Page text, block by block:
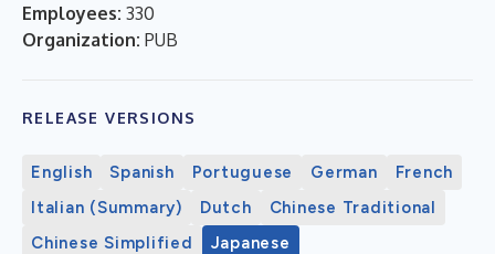
Employees: 330
Organization: PUB
RELEASE VERSIONS
English Spanish Portuguese German
French
Italian (Summary)
Dutch
Chinese Traditional
Chinese Simplified
Japanese